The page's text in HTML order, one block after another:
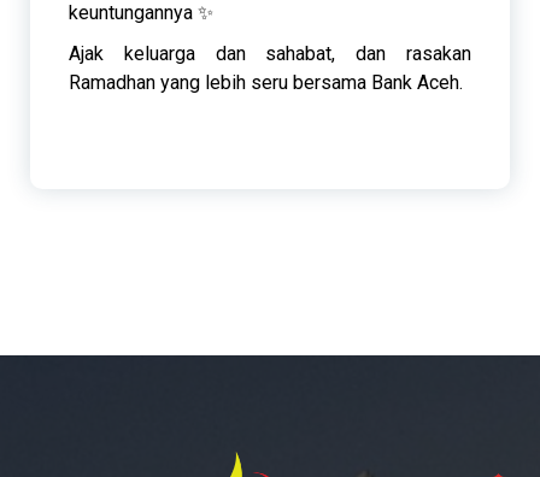
keuntungannya ✨
Ajak keluarga dan sahabat, dan rasakan
Ramadhan yang lebih seru bersama Bank Aceh.